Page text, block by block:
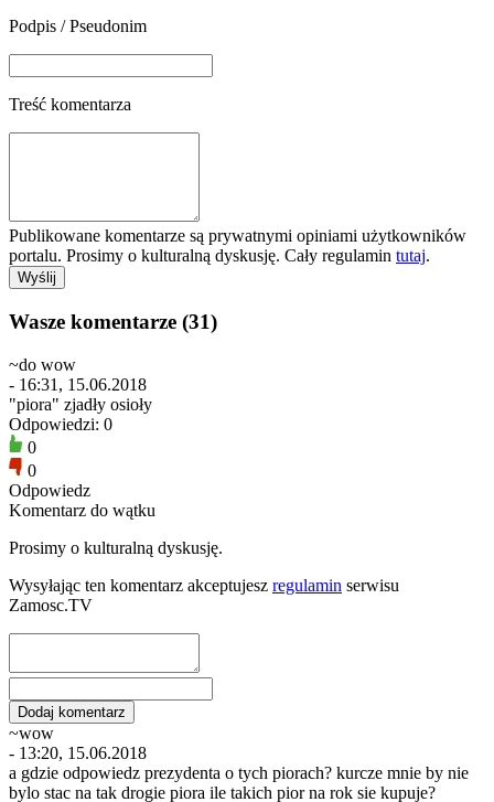
Podpis / Pseudonim
Treść komentarza
Publikowane komentarze są prywatnymi opiniami użytkowników
portalu. Prosimy o kulturalną dyskusję. Cały regulamin tutaj.
Wasze komentarze (31)
~do wow
- 16:31, 15.06.2018
"piora" zjadły osioły
Odpowiedzi: 0
0
0
Odpowiedz
Komentarz do wątku
Prosimy o kulturalną dyskusję.
Wysyłając ten komentarz akceptujesz regulamin serwisu
Zamosc.TV
~wow
- 13:20, 15.06.2018
a gdzie odpowiedz prezydenta o tych piorach? kurcze mnie by nie
bylo stac na tak drogie piora ile takich pior na rok sie kupuje?